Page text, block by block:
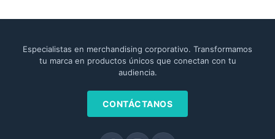
Especialistas en merchandising corporativo. Transformamos
tu marca en productos únicos que conectan con tu
audiencia.
CONTÁCTANOS